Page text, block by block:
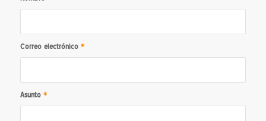
Correo electrónico *
Asunto *